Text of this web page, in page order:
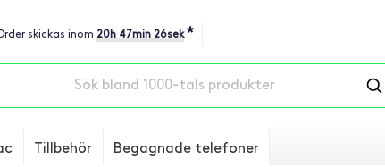
skickas inom 20h 47min 25sek *
Tillbehör Begagnade telefoner